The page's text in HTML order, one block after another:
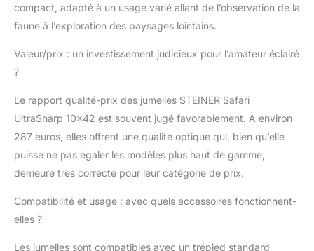
Dégagement oculaire :
56-74 mm MISE AU
à la mise au point
des détails d'une
jusqu'à une distance
de 2 m en un seul tour
EXCELLENTE QUALITÉ
- Très robuste, étanche
fonctionnalité dans la
NBR antidérapante
compact, adapté à un usage varié allant de l’observation de la
faune à l’exploration des paysages lointains.
Valeur/prix : un investissement judicieux pour l’amateur éclairé
?
Le rapport qualité-prix des jumelles STEINER Safari
UltraSharp 10×42 est souvent jugé favorablement. À environ
287 euros, elles offrent une qualité optique qui, bien qu’elle
puisse ne pas égaler les modèles plus haut de gamme,
demeure très correcte pour leur catégorie de prix.
Compatibilité et usage : avec quels accessoires fonctionnent-
elles ?
Les jumelles sont compatibles avec un trépied standard